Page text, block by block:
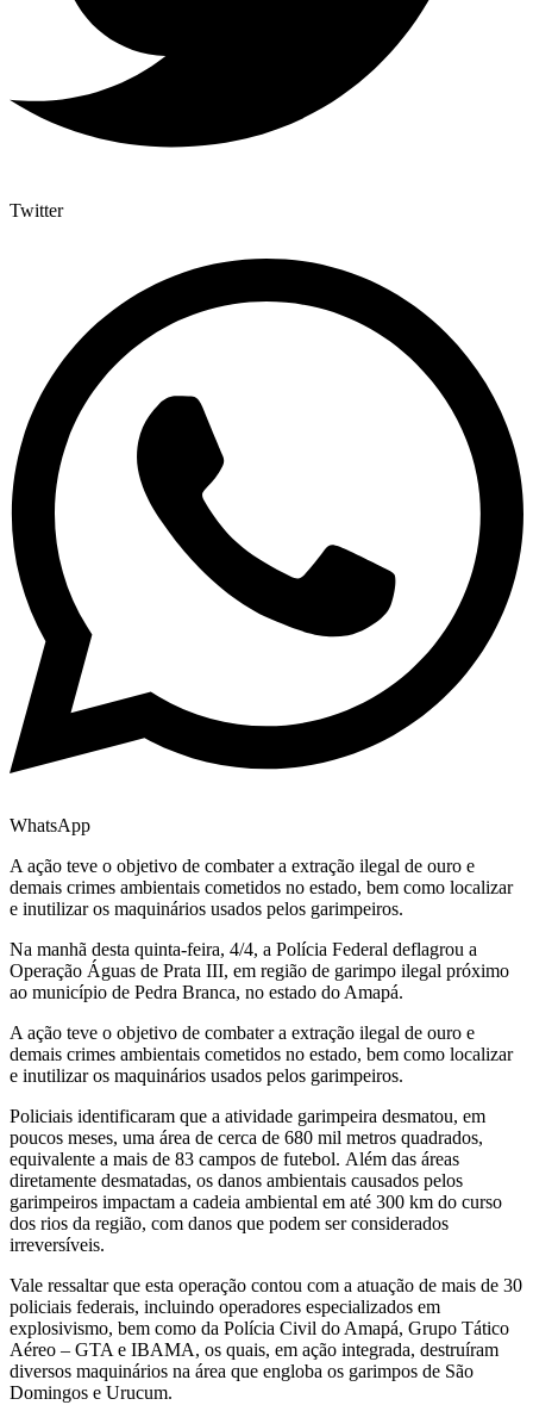
Twitter
WhatsApp
A ação teve o objetivo de combater a extração ilegal de ouro e
demais crimes ambientais cometidos no estado, bem como localizar
e inutilizar os maquinários usados pelos garimpeiros.
Na manhã desta quinta-feira, 4/4, a Polícia Federal deflagrou a
Operação Águas de Prata III, em região de garimpo ilegal próximo
ao município de Pedra Branca, no estado do Amapá.
A ação teve o objetivo de combater a extração ilegal de ouro e
demais crimes ambientais cometidos no estado, bem como localizar
e inutilizar os maquinários usados pelos garimpeiros.
Policiais identificaram que a atividade garimpeira desmatou, em
poucos meses, uma área de cerca de 680 mil metros quadrados,
equivalente a mais de 83 campos de futebol. Além das áreas
diretamente desmatadas, os danos ambientais causados pelos
garimpeiros impactam a cadeia ambiental em até 300 km do curso
dos rios da região, com danos que podem ser considerados
irreversíveis.
Vale ressaltar que esta operação contou com a atuação de mais de 30
policiais federais, incluindo operadores especializados em
explosivismo, bem como da Polícia Civil do Amapá, Grupo Tático
Aéreo – GTA e IBAMA, os quais, em ação integrada, destruíram
diversos maquinários na área que engloba os garimpos de São
Domingos e Urucum.